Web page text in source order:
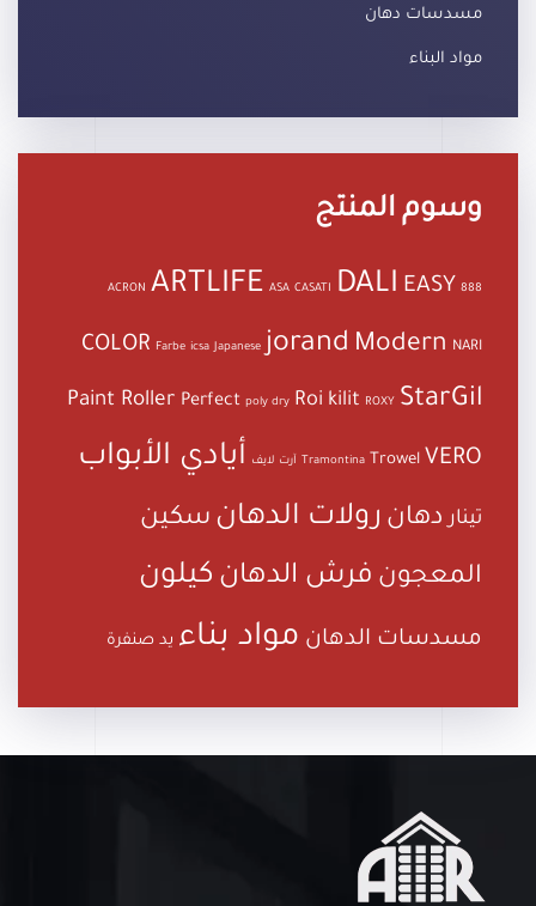
مسدسات دهان
مواد البناء
وسوم المنتج
888
ACRON ARTLIFE ASA CASATI DALI EASY
COLOR Farbe icsa Japanese jorand Modern NARI
Paint Roller Perfect poly dry Roi kilit ROXY StarGil
Tramontina Trowel VERO آرت لايف أيادي الأبواب
تينار دهان رولات الدهان سكين
المعجون فرش الدهان كيلون
مسدسات الدهان مواد بناء يد صنفرة